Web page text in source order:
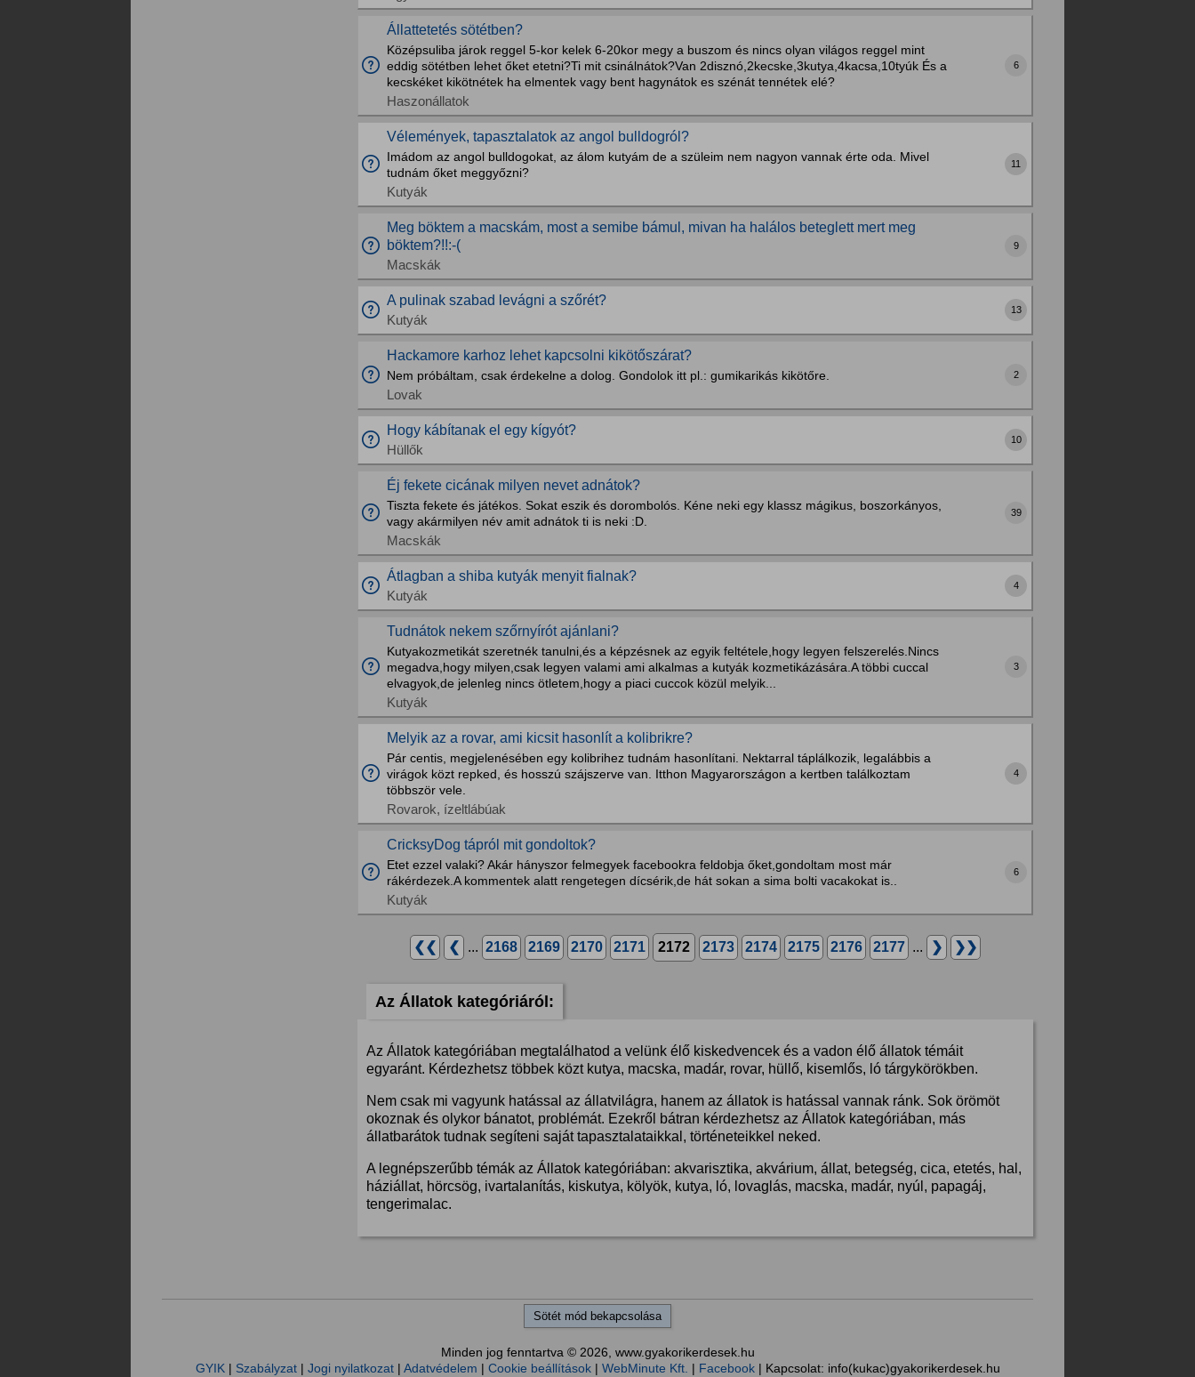
Állattetetés sötétben?
Középsuliba járok reggel 5-kor kelek 6-20kor megy a buszom és nincs olyan világos reggel mint
eddig sötétben lehet őket etetni?Ti mit csinálnátok?Van 2disznó,2kecske,3kutya,4kacsa,10tyúk És a
kecskéket kikötnétek ha elmentek vagy bent hagynátok es szénát tennétek elé?
Haszonállatok
6
Vélemények, tapasztalatok az angol bulldogról?
Imádom az angol bulldogokat, az álom kutyám de a szüleim nem nagyon vannak érte oda. Mivel
tudnám őket meggyőzni?
Kutyák
11
Meg böktem a macskám, most a semibe bámul, mivan ha halálos beteglett mert meg
böktem?!!:-(
Macskák
9
A pulinak szabad levágni a szőrét?
Kutyák
13
Hackamore karhoz lehet kapcsolni kikötőszárat?
Nem próbáltam, csak érdekelne a dolog. Gondolok itt pl.: gumikarikás kikötőre.
Lovak
2
Hogy kábítanak el egy kígyót?
Hüllők
10
Éj fekete cicának milyen nevet adnátok?
Tiszta fekete és játékos. Sokat eszik és dorombolós. Kéne neki egy klassz mágikus, boszorkányos,
vagy akármilyen név amit adnátok ti is neki :D.
Macskák
39
Átlagban a shiba kutyák menyit fialnak?
Kutyák
4
Tudnátok nekem szőrnyírót ajánlani?
Kutyakozmetikát szeretnék tanulni,és a képzésnek az egyik feltétele,hogy legyen felszerelés.Nincs
megadva,hogy milyen,csak legyen valami ami alkalmas a kutyák kozmetikázására.A többi cuccal
elvagyok,de jelenleg nincs ötletem,hogy a piaci cuccok közül melyik...
Kutyák
3
Melyik az a rovar, ami kicsit hasonlít a kolibrikre?
Pár centis, megjelenésében egy kolibrihez tudnám hasonlítani. Nektarral táplálkozik, legalábbis a
virágok közt repked, és hosszú szájszerve van. Itthon Magyarországon a kertben találkoztam
többször vele.
Rovarok, ízeltlábúak
4
CricksyDog tápról mit gondoltok?
Etet ezzel valaki? Akár hányszor felmegyek facebookra feldobja őket,gondoltam most már
rákérdezek.A kommentek alatt rengetegen dícsérik,de hát sokan a sima bolti vacakokat is..
Kutyák
6
❮❮ ❮ ... 2168 2169 2170 2171 2172 2173 2174 2175 2176 2177 ... ❯ ❯❯
Az Állatok kategóriáról:
Az Állatok kategóriában megtalálhatod a velünk élő kiskedvencek és a vadon élő állatok témáit
egyaránt. Kérdezhetsz többek közt kutya, macska, madár, rovar, hüllő, kisemlős, ló tárgykörökben.
Nem csak mi vagyunk hatással az állatvilágra, hanem az állatok is hatással vannak ránk. Sok örömöt
okoznak és olykor bánatot, problémát. Ezekről bátran kérdezhetsz az Állatok kategóriában, más
állatbarátok tudnak segíteni saját tapasztalataikkal, történeteikkel neked.
A legnépszerűbb témák az Állatok kategóriában: akvarisztika, akvárium, állat, betegség, cica, etetés, hal,
háziállat, hörcsög, ivartalanítás, kiskutya, kölyök, kutya, ló, lovaglás, macska, madár, nyúl, papagáj,
tengerimalac.
Sötét mód bekapcsolása
Minden jog fenntartva © 2026, www.gyakorikerdesek.hu
GYIK| Szabályzat| Jogi nyilatkozat| Adatvédelem | Cookie beállítások| WebMinute Kft. | Facebook| Kapcsolat: info(kukac)gyakorikerdesek.hu